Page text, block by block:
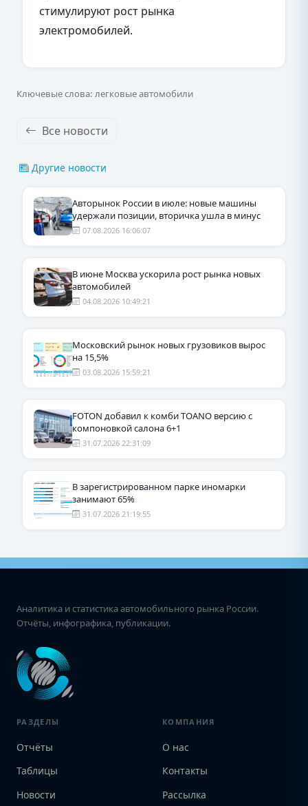
стимулируют рост рынка
электромобилей.
Ключевые слова: легковые автомобили
Все новости
Другие новости
Авторынок России в июле: новые машины
удержали позиции, вторичка ушла в минус
07.08.2026 16:06:07
В июне Москва ускорила рост рынка новых
автомобилей
04.08.2026 10:49:21
Московский рынок новых грузовиков вырос
на 15,5%
03.08.2026 15:59:21
FOTON добавил к комби TOANO версию с
компоновкой салона 6+1
31.07.2026 22:31:09
В зарегистрированном парке иномарки
занимают 65%
31.07.2026 21:19:55
Аналитика и статистика автомобильного рынка России.
Отчёты, инфографика, публикации.
РАЗДЕЛЫ
Отчёты
Таблицы
Новости
КОМПАНИЯ
О нас
Контакты
Рассылка